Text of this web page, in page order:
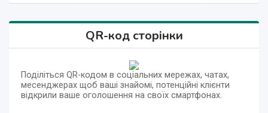
QR-код сторінки
Поділіться QR-кодом в соціальних мережах, чатах,
месенджерах щоб ваші знайомі, потенційні клієнти
відкрили ваше оголошення на своїх смартфонах.